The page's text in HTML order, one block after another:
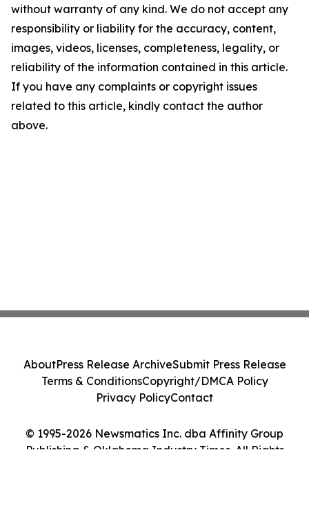
without warranty of any kind. We do not accept any
responsibility or liability for the accuracy, content,
images, videos, licenses, completeness, legality, or
reliability of the information contained in this article.
If you have any complaints or copyright issues
related to this article, kindly contact the author
above.
© 1995-2026 Newsmatics Inc. dba Affinity Group
Publishing & Oklahoma Industry Times. All Rights
AboutPress Release ArchiveSubmit Press Release
Terms & ConditionsCopyright/DMCA Policy
Privacy PolicyContact